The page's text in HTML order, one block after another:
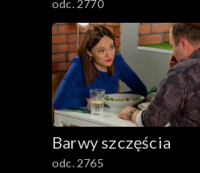
odc. 2770
Barwy szczęścia
odc. 2765